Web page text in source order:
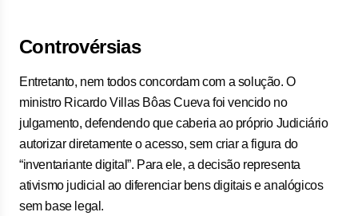
Controvérsias
Entretanto, nem todos concordam com a solução. O
ministro Ricardo Villas Bôas Cueva foi vencido no
julgamento, defendendo que caberia ao próprio Judiciário
autorizar diretamente o acesso, sem criar a figura do
“inventariante digital”. Para ele, a decisão representa
ativismo judicial ao diferenciar bens digitais e analógicos
sem base legal.